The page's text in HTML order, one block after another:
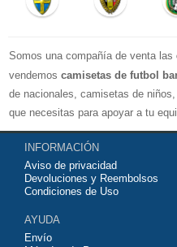
Somos una compañía de venta las
vendemos camisetas de futbol
de nacionales, camisetas de
que necesitas para apoyar a tu
exelente calidad y buen precio.
Agradecemos sus comentarios y
INFORMACIÓN
Aviso de privacidad
Devoluciones y Reembolsos
Condiciones de Uso
AYUDA
Envío